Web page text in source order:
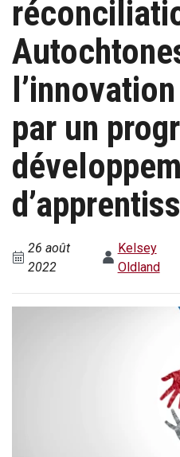
par un
26 août
2022
Kelsey
Oldland